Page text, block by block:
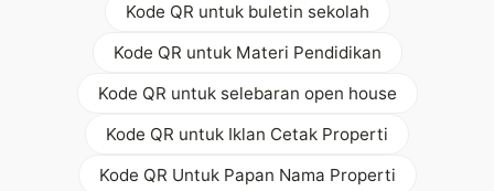
Kode QR untuk buletin sekolah
Kode QR untuk Materi Pendidikan
Kode QR untuk selebaran open house
Kode QR untuk Iklan Cetak Properti
Kode QR Untuk Papan Nama Properti